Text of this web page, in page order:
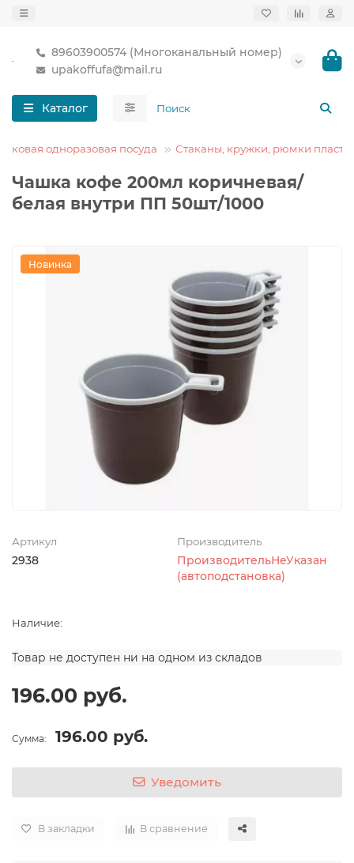
89603900574 (Многоканальный номер)
upakoffufa@mail.ru
Каталог
одноразовая посуда Стаканы, кружки, рюмки
Чашка кофе 200мл коричневая/
белая внутри ПП 50шт/1000
Новинка
Артикул
2938
Производитель
ПроизводительНеУказан
(автоподстановка)
Наличие:
Товар не доступен ни на одном из складов
196.00 руб.
Сумма: 196.00 руб.
Уведомить
В закладки В сравнение